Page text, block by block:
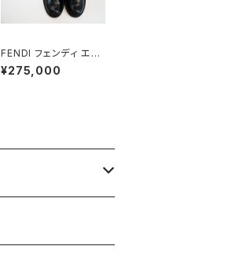
FENDI フェンディ エン
ジニアブーツ 8.5
¥275,000